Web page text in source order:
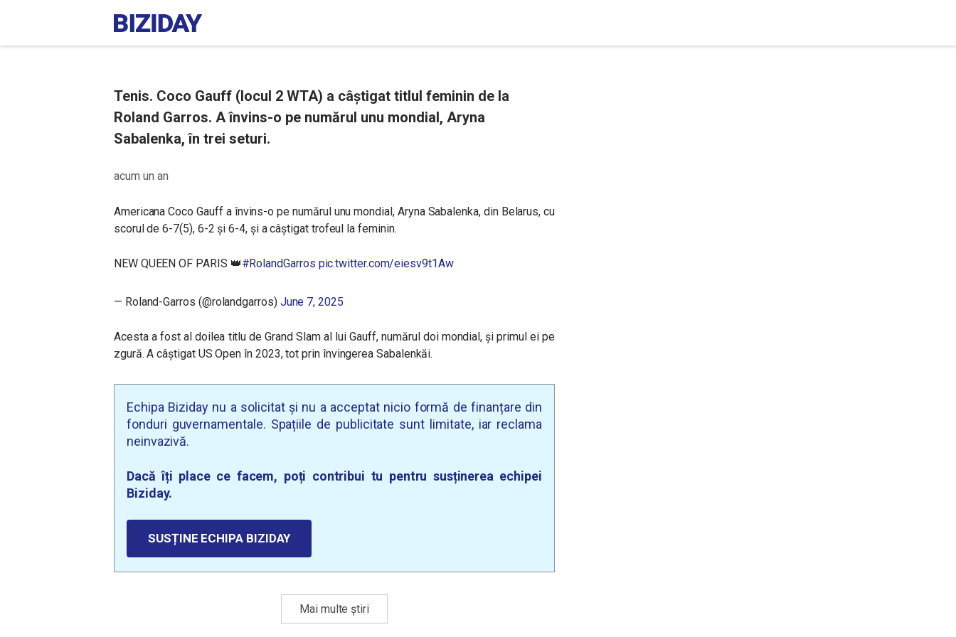
Tenis. Coco Gauff (locul 2 WTA) a câștigat titlul feminin de la
Roland Garros. A învins-o pe numărul unu mondial, Aryna
Sabalenka, în trei seturi.
acum un an
Americana Coco Gauff a învins-o pe numărul unu mondial, Aryna Sabalenka, din Belarus, cu
scorul de 6-7(5), 6-2 și 6-4, și a câștigat trofeul la feminin.
NEW QUEEN OF PARIS 👑#RolandGarros pic.twitter.com/eiesv9t1Aw
— Roland-Garros (@rolandgarros) June 7, 2025
Acesta a fost al doilea titlu de Grand Slam al lui Gauff, numărul doi mondial, și primul ei pe
zgură. A câștigat US Open în 2023, tot prin învingerea Sabalenkăi.
Echipa Biziday nu a solicitat și nu a acceptat nicio formă de finanțare din
fonduri guvernamentale. Spațiile de publicitate sunt limitate, iar reclama
neinvazivă.
Dacă îți place ce facem, poți contribui tu pentru susținerea echipei
Biziday.
SUSȚINE ECHIPA BIZIDAY
Mai multe știri